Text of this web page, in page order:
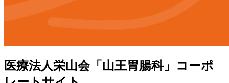
医療法人栄山会「山王胃腸科」コーポ